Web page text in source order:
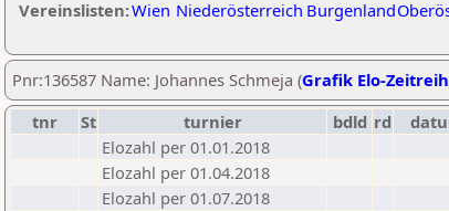
Vereinslisten:Wien Niederösterreich Burgenland
Pnr:136587 Name: Johannes Schmeja (Grafik Elo-
tnr
St turnier bdld rd
Elozahl per 01.01.2018
Elozahl per 01.04.2018
Elozahl per 01.07.2018